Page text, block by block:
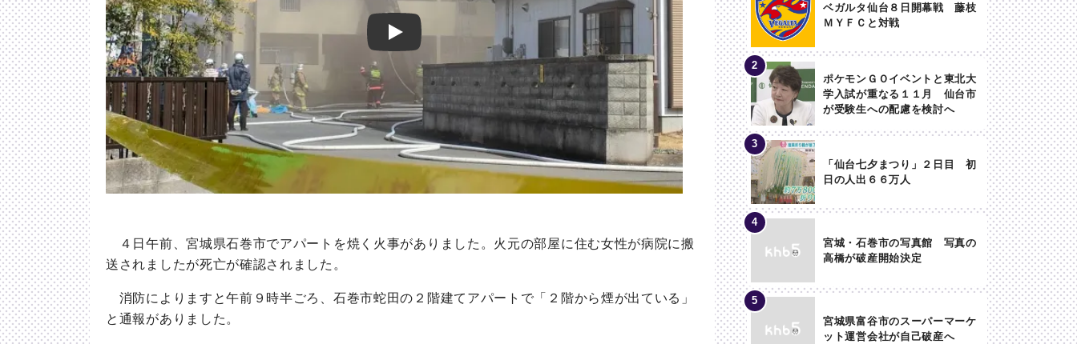
Play
４日午前、宮城県石巻市でアパートを焼く火事がありました。火元の部屋に住む女性が病院に搬
送されましたが死亡が確認されました。
消防によりますと午前９時半ごろ、石巻市蛇田の２階建てアパートで「２階から煙が出ている」
と通報がありました。
ベガルタ仙台８日開幕戦 藤枝
ＭＹＦＣと対戦
ポケモンＧＯイベントと東北大
学入試が重なる１１月 仙台市
が受験生への配慮を検討へ
「仙台七夕まつり」２日目 初
日の人出６６万人
宮城・石巻市の写真館 写真の
高橋が破産開始決定
宮城県富谷市のスーパーマーケ
ット運営会社が自己破産へ